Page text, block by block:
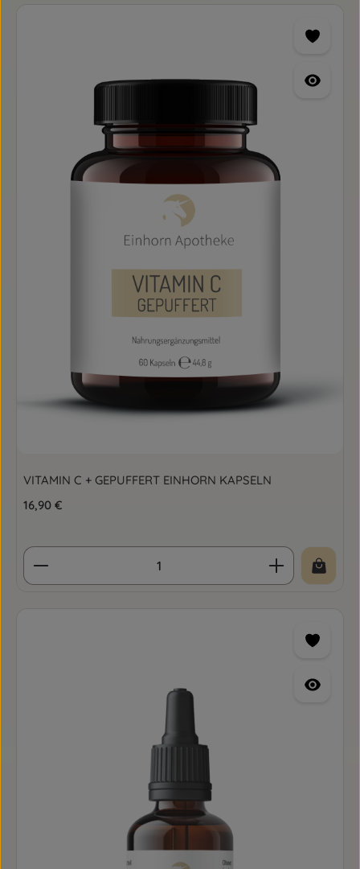
VITAMIN C + GEPUFFERT EINHORN KAPSELN
Regulärer Preis:
16,90 €
Produkt Anzahl: Gib den gewünschten Wert